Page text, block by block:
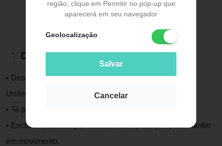
região, clique em Permitir no pop-up que
aparecerá em seu navegador
Geolocalização
Salvar
Cancelar
Descrição do Produto
• Desodorante Antitranspirante Unissex Aerosol Now
United 150ml.
• Te protegido o dia todo como nenhum outro.
• Exclusiva tecnologia MotionSense: proteção para manter
em movimento.